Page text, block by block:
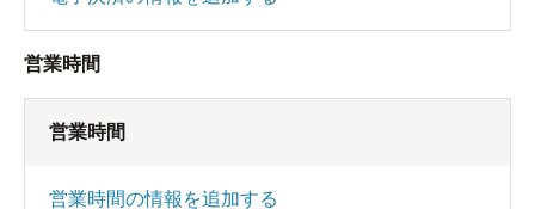
営業時間
営業時間
営業時間の情報を追加する